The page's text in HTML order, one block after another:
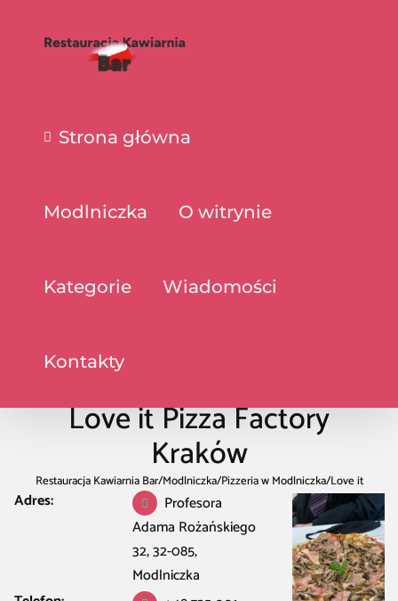
Strona główna
Modlniczka O witrynie
Kategorie Wiadomości
Kontakty
Love it Pizza Factory
Kraków
Restauracja Kawiarnia Bar/Modlniczka/Pizzeria w Modlniczka/Love it
Pizza Factory Kraków
Adres:
Profesora
Adama Rożańskiego
32, 32-085,
Modlniczka